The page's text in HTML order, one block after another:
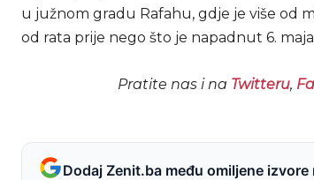
u južnom gradu Rafahu, gdje je više od
od rata prije nego što je napadnut 6.
Pratite nas i na Twitteru,
Dodaj Zenit.ba među omiljene izvore